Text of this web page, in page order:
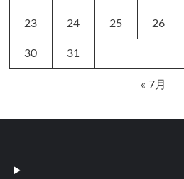
23 24 25 26
30 31
« 7月